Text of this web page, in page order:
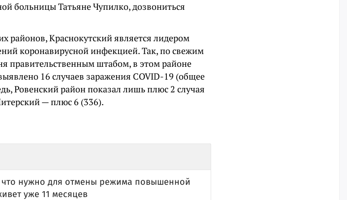
больницы Татьяне Чупилко, дозвониться
районов, Краснокутский является лидером
коронавирусной инфекцией. Так, по свежим
правительственным штабом, в этом районе
16 случаев заражения COVID-19 (общее
Ровенский район показал лишь плюс 2 случая
— плюс 6 (336).
нужно для отмены режима повышенной
уже 11 месяцев